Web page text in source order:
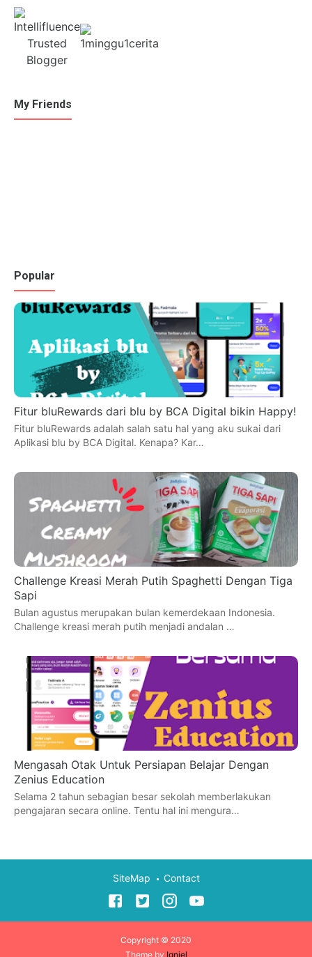
My Friends
Popular
Fitur bluRewards dari blu by BCA Digital bikin Happy!
Fitur bluRewards adalah salah satu hal yang aku sukai dari
Aplikasi blu by BCA Digital. Kenapa? Kar…
Challenge Kreasi Merah Putih Spaghetti Dengan Tiga
Sapi
Bulan agustus merupakan bulan kemerdekaan Indonesia.
Challenge kreasi merah putih menjadi andalan …
Mengasah Otak Untuk Persiapan Belajar Dengan
Zenius Education
Selama 2 tahun sebagian besar sekolah memberlakukan
pengajaran secara online. Tentu hal ini mengura…
SiteMap Contact
Copyright © 2020
Theme by Igniel